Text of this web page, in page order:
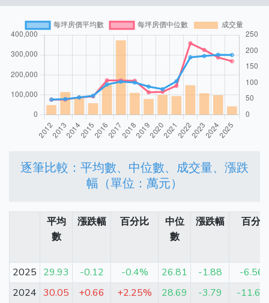
逐筆比較：平均數、中位數、成交量、漲跌
幅（單位：萬元）
平均
數
漲跌幅 百分比
中位
數
漲跌幅 百分
2025 29.93 -0.12 -0.4% 26.81 -1.88
-
2024 30.05 +0.66 +2.25% 28.69 -3.79 -